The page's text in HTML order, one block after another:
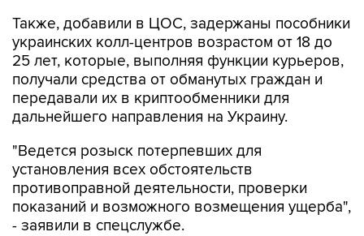
Также, добавили в ЦОС, задержаны пособники
украинских колл-центров возрастом от 18 до
25 лет, которые, выполняя функции курьеров,
получали средства от обманутых граждан и
передавали их в криптообменники для
дальнейшего направления на Украину.
"Ведется розыск потерпевших для
установления всех обстоятельств
противоправной деятельности, проверки
показаний и возможного возмещения ущерба",
- заявили в спецслужбе.